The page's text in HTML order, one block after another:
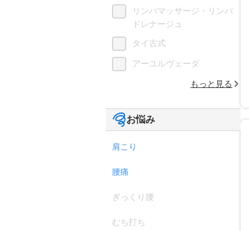
リンパマッサージ・リンパ
ドレナージュ
タイ古式
アーユルヴェーダ
もっと見る
お悩み
肩こり
腰痛
ぎっくり腰
むち打ち